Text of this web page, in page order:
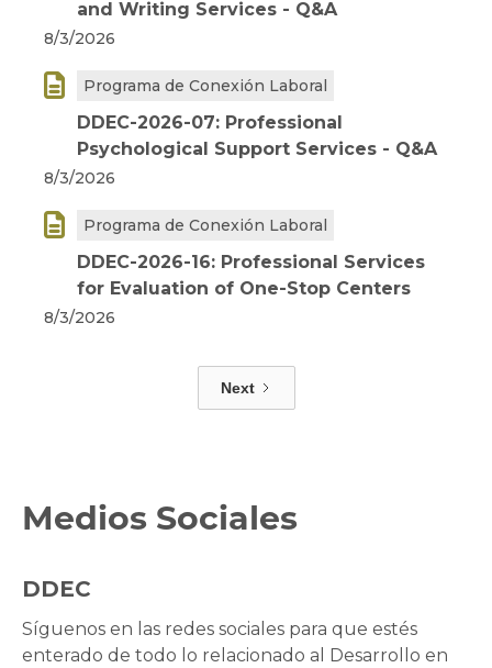
and Writing Services - Q&A
8/3/2026
 Programa de Conexión Laboral
DDEC-2026-07: Professional
Psychological Support Services - Q&A
8/3/2026
 Programa de Conexión Laboral
DDEC-2026-16: Professional Services
for Evaluation of One-Stop Centers
8/3/2026
Next
Medios Sociales
DDEC
Síguenos en las redes sociales para que estés
enterado de todo lo relacionado al Desarrollo en